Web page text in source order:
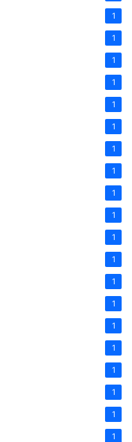
1
1
1
1
1
1
1
1
1
1
1
1
1
1
1
1
1
1
1
1